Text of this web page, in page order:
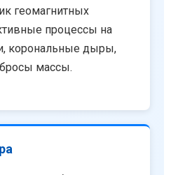
геомагнитных
процессы на
корональные дыры,
массы.